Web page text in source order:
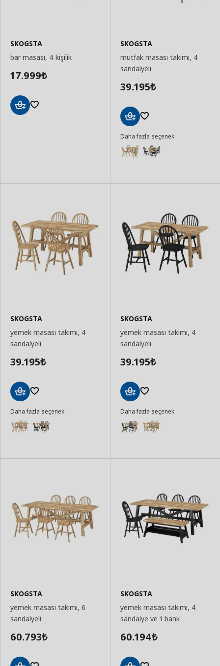
SKOGSTA
bar masası, 4 kişilik
17.999₺
SKOGSTA
mutfak masası takımı, 4
sandalyeli
39.195₺
Ekle
Daha fazla seçenek
SKOGSTA
yemek masası takımı, 4
sandalyeli
39.195₺
Ekle
Daha fazla seçenek
SKOGSTA
yemek masası takımı, 4
sandalyeli
39.195₺
Ekle
Daha fazla seçenek
SKOGSTA
yemek masası takımı, 6
sandalyeli
60.793₺
SKOGSTA
yemek masası takımı, 4
sandalye ve 1 bank
60.194₺